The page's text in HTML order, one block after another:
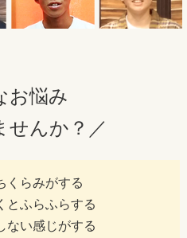
お悩み
せんか？／
くらみがする
とふらふらする
ない感じがする